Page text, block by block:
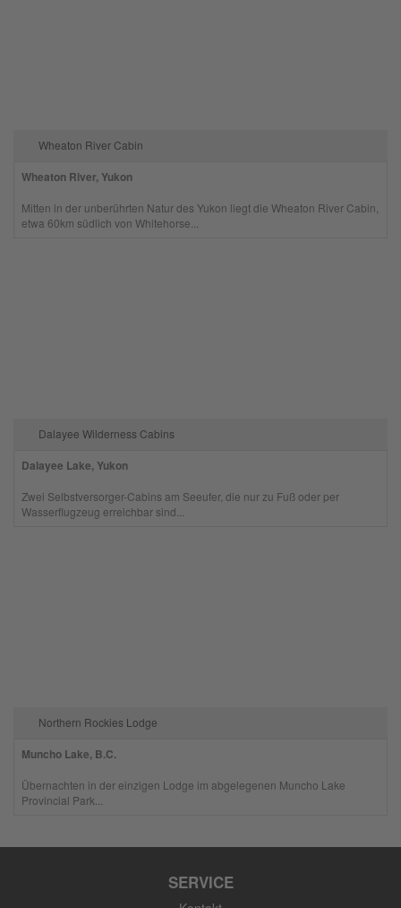
Wheaton River Cabin
Wheaton River, Yukon
Mitten in der unberührten Natur des Yukon liegt die Wheaton River Cabin,
etwa 60km südlich von Whitehorse...
Dalayee Wilderness Cabins
Dalayee Lake, Yukon
Zwei Selbstversorger-Cabins am Seeufer, die nur zu Fuß oder per
Wasserflugzeug erreichbar sind...
Northern Rockies Lodge
Muncho Lake, B.C.
Übernachten in der einzigen Lodge im abgelegenen Muncho Lake
Provincial Park...
SERVICE